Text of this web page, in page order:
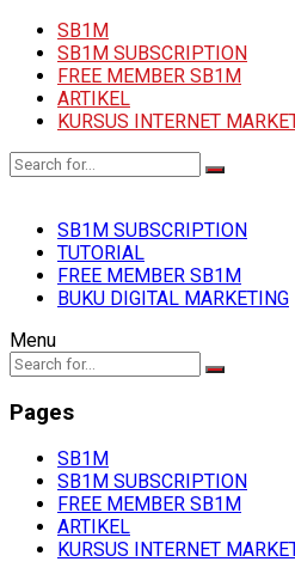
SB1M
SB1M SUBSCRIPTION
FREE MEMBER SB1M
ARTIKEL
KURSUS INTERNET
SB1M SUBSCRIPTION
TUTORIAL
FREE MEMBER SB1M
BUKU DIGITAL MARKETING
Menu
Pages
SB1M
SB1M SUBSCRIPTION
FREE MEMBER SB1M
ARTIKEL
KURSUS INTERNET